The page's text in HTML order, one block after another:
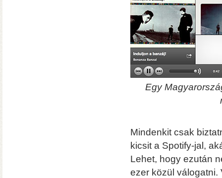
Ultra Vision 4K high-
sztereo DAC
XLR
alkatrészek
Goovis Pro headset
keresők és gamerek
– 20 méteres képátlójú virtuális
– Állítható dioptriakorrekció
– Állítható szemtávolság és
– Blu-ray 3D (packed frame)
– HDMI-bemenet
Egy
Mindenkit csak
kicsit a Spotify-jal,
Lehet, hogy ezután
ezer közül válogatni.